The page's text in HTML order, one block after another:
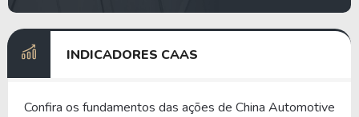
INDICADORES CAAS
Confira os fundamentos das ações de China Automotive